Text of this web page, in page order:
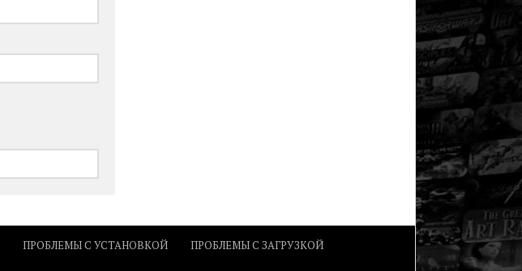
ПРОБЛЕМЫ С УСТАНОВКОЙ ПРОБЛЕМЫ С ЗАГРУЗКОЙ